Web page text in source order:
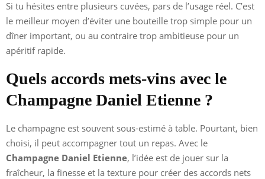
Si tu hésites entre plusieurs cuvées, pars de l’usage réel. C’est
le meilleur moyen d’éviter une bouteille trop simple pour un
dîner important, ou au contraire trop ambitieuse pour un
apéritif rapide.
Quels accords mets-vins avec le
Champagne Daniel Etienne ?
Le champagne est souvent sous-estimé à table. Pourtant, bien
choisi, il peut accompagner tout un repas. Avec le
Champagne Daniel Etienne, l’idée est de jouer sur la
fraîcheur, la finesse et la texture pour créer des accords nets